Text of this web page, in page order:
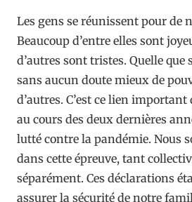
Les gens se réunissent pour de
Beaucoup d’entre elles sont
d’autres sont tristes. Quelle que
sans aucun doute mieux de
d’autres. C’est ce lien
au cours des deux dernières
lutté contre la pandémie. Nous
dans cette épreuve, tant
séparément. Ces déclarations
assurer la sécurité de notre